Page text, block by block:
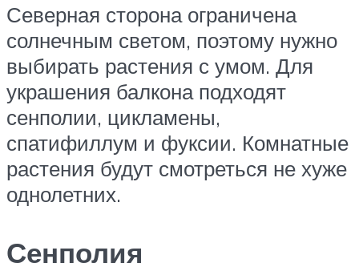
Северная сторона ограничена
солнечным светом, поэтому нужно
выбирать растения с умом. Для
украшения балкона подходят
сенполии, цикламены,
спатифиллум и фуксии. Комнатные
растения будут смотреться не хуже
однолетних.
Сенполия